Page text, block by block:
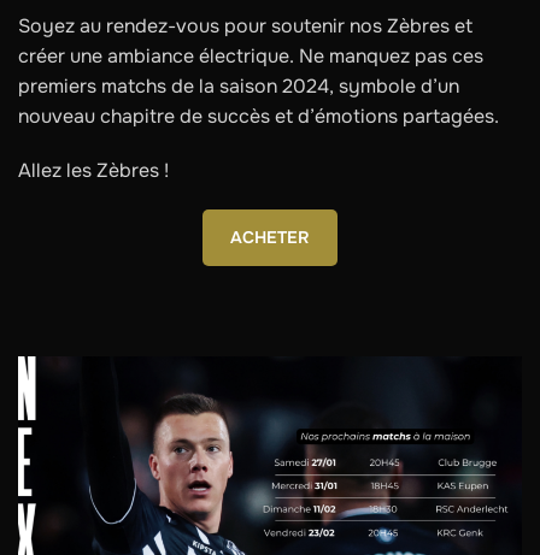
Soyez au rendez-vous pour soutenir nos Zèbres et
créer une ambiance électrique. Ne manquez pas ces
premiers matchs de la saison 2024, symbole d’un
nouveau chapitre de succès et d’émotions partagées.
Allez les Zèbres !
ACHETER